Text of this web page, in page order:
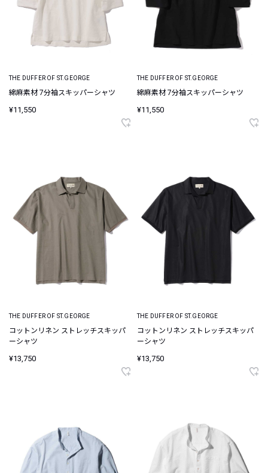
THE DUFFER OF ST.GEORGE
綿麻素材 7分袖スキッパーシャツ
¥11,550
THE DUFFER OF ST.GEORGE
綿麻素材 7分袖スキッパーシャツ
¥11,550
THE DUFFER OF ST.GEORGE
コットンリネン ストレッチスキッパ
ーシャツ
¥13,750
THE DUFFER OF ST.GEORGE
コットンリネン ストレッチスキッパ
ーシャツ
¥13,750